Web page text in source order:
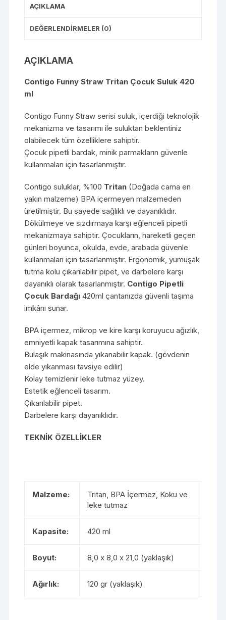
AÇIKLAMA
DEĞERLENDIRMELER (0)
AÇIKLAMA
Contigo Funny Straw Tritan Çocuk Suluk 420
ml
Contigo Funny Straw serisi suluk, içerdiği teknolojik
mekanizma ve tasarımı ile suluktan beklentiniz
olabilecek tüm özelliklere sahiptir.
Çocuk pipetli bardak, minik parmakların güvenle
kullanmaları için tasarlanmıştır.
Contigo suluklar, %100 Tritan (Doğada cama en
yakın malzeme) BPA içermeyen malzemeden
üretilmiştir. Bu sayede sağlıklı ve dayanıklıdır.
Dökülmeye ve sızdırmaya karşı eğlenceli pipetli
mekanizmaya sahiptir. Çocukların, hareketli geçen
günleri boyunca, okulda, evde, arabada güvenle
kullanmaları için tasarlanmıştır. Ergonomik, yumuşak
tutma kolu çıkarılabilir pipet, ve darbelere karşı
dayanıklı olarak tasarlanmıştır. Contigo Pipetli
Çocuk Bardağı420ml çantanızda güvenli taşıma
imkânı sunar.
BPA içermez, mikrop ve kire karşı koruyucu ağızlık,
emniyetli kapak tasarımına sahiptir.
Bulaşık makinasında yıkanabilir kapak. (gövdenin
elde yıkanması tavsiye edilir)
Kolay temizlenir leke tutmaz yüzey.
Estetik eğlenceli tasarım.
Çıkarılabilir pipet.
Darbelere karşı dayanıklıdır.
TEKNİK ÖZELLİKLER
Malzeme:
Tritan, BPA İçermez, Koku ve
leke tutmaz
Kapasite: 420 ml
Boyut: 8,0 x 8,0 x 21,0 (yaklaşık)
Ağırlık: 120 gr (yaklaşık)